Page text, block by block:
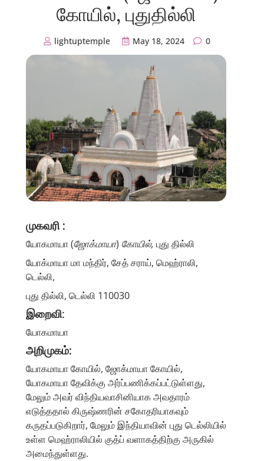
கோயில், புதுதில்லி
lightuptemple May 18, 2024 0
முகவரி :
யோகமாயா (ஜோக்மாயா) கோயில், புது தில்லி
யோக்மாயா மா மந்திர், சேத் சராய், மெஹ்ராலி,
டெல்லி,
புது தில்லி, டெல்லி 110030
இறைவி:
யோகமாயா
அறிமுகம்:
யோகமாயா கோயில், ஜோக்மாயா கோயில்,
யோகமாயா தேவிக்கு அர்ப்பணிக்கப்பட்டுள்ளது,
மேலும் அவர் விந்தியவாசினியாக அவதாரம்
எடுத்ததால் கிருஷ்ணரின் சகோதரியாகவும்
கருதப்படுகிறார், மேலும் இந்தியாவின் புது டெல்லியில்
உள்ள மெஹ்ராலியில் குத்ப் வளாகத்திற்கு அருகில்
அமைந்துள்ளது.